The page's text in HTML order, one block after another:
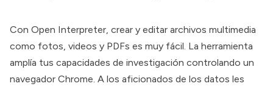
Con Open Interpreter, crear y editar archivos multimedia
como fotos, videos y PDFs es muy fácil. La herramienta
amplía tus capacidades de investigación controlando un
navegador Chrome. A los aficionados de los datos les